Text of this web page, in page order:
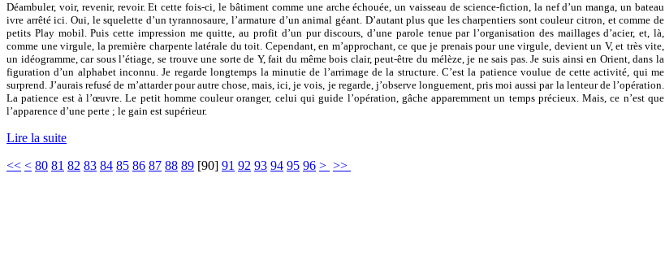
Déambuler, voir, revenir, revoir. Et cette fois-ci, le bâtiment comme une arche échouée, un vaisseau de science-fiction, la nef d’un manga, un bateau
ivre arrêté ici. Oui, le squelette d’un tyrannosaure, l’armature d’un animal géant. D’autant plus que les charpentiers sont couleur citron, et comme de
petits Play mobil. Puis cette impression me quitte, au profit d’un pur discours, d’une parole tenue par l’organisation des maillages d’acier, et, là,
comme une virgule, la première charpente latérale du toit. Cependant, en m’approchant, ce que je prenais pour une virgule, devient un V, et très vite,
un idéogramme, car sous l’étiage, se trouve une sorte de Y, fait du même bois clair, peut-être du mélèze, je ne sais pas. Je suis ainsi en Orient, dans la
figuration d’un alphabet inconnu. Je regarde longtemps la minutie de l’arrimage de la structure. C’est la patience voulue de cette activité, qui me
surprend. J’aurais refusé de m’attarder pour autre chose, mais, ici, je vois, je regarde, j’observe longuement, pris moi aussi par la lenteur de l’opération.
La patience est à l’œuvre. Le petit homme couleur oranger, celui qui guide l’opération, gâche apparemment un temps précieux. Mais, ce n’est que
l’apparence d’une perte ; le gain est supérieur.
Lire la suite
<< < 80 81 82 83 84 85 86 87 88 89 [90] 91 92 93 94 95 96 > >>